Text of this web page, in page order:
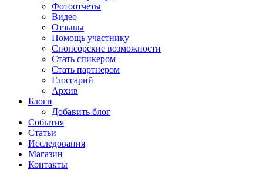
Фотоотчеты
Видео
Отзывы
Помощь участнику
Спонсорские возможности
Стать спикером
Стать партнером
Глоссарий
Архив
Блоги
Добавить блог
События
Статьи
Исследования
Магазин
Контакты